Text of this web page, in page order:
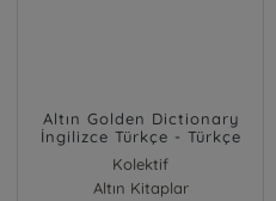
Altın Golden Dictionary
İngilizce Türkçe - Türkçe
İngilizce
Kolektif
Altın Kitaplar